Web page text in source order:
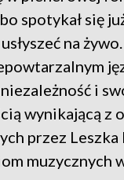
spotykał się
na
i
wynikającą
przez
muzycznych